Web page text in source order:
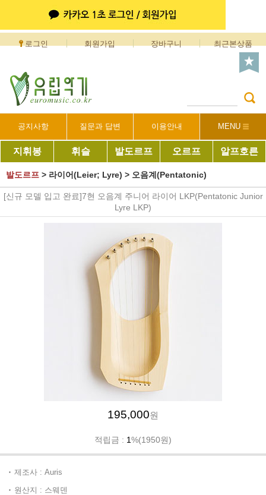
로그인 회원가입 장바구니 최근본상품
공지사항 질문과 답변 이용안내 MENU
지휘봉 휘슬 발도르프 오르프 알프호른
발도르프 > 라이어(Leier; Lyre) > 오음계(Pentatonic)
[신규 모델 입고 완료]7현 오음계 주니어 라이어 LKP(Pentatonic Junior
Lyre LKP)
195,000원
적립금 : 1%(1950원)
제조사 : Auris
원산지 : 스웨덴